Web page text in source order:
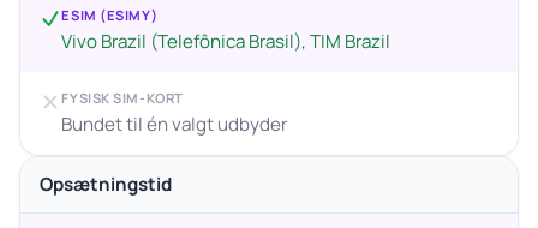
ESIM (ESIMY)
Vivo Brazil (Telefônica Brasil), TIM Brazil
FYSISK SIM-KORT
Bundet til én valgt udbyder
Opsætningstid